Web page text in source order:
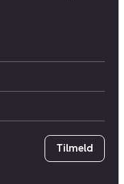
Tilmeld